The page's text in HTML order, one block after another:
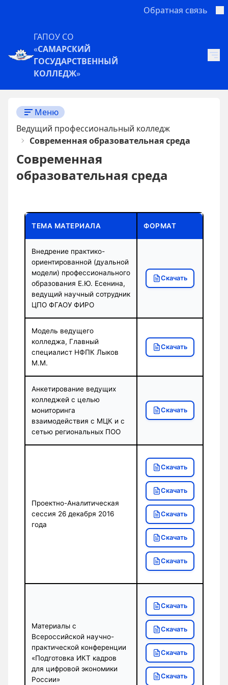
Обратная связь
ГАПОУ СО
«САМАРСКИЙ
ГОСУДАРСТВЕННЫЙ
КОЛЛЕДЖ»
Меню
Ведущий профессиональный колледж
Современная образовательная среда
Современная
образовательная среда
ТЕМА МАТЕРИАЛА ФОРМАТ
Внедрение практико-
ориентированной (дуальной
модели) профессионального
образования Е.Ю. Есенина,
ведущий научный сотрудник
ЦПО ФГАОУ ФИРО
Скачать
Модель ведущего
колледжа, Главный
специалист НФПК Лыков
М.М.
Скачать
Анкетирование ведущих
колледжей с целью
мониторинга
взаимодействия с МЦК и с
сетью региональных ПОО
Скачать
Проектно-Аналитическая
сессия 26 декабря 2016
года
Скачать
Скачать
Скачать
Скачать
Скачать
Материалы с
Всероссийской научно-
практической конференции
«Подготовка ИКТ кадров
для цифровой экономики
России»
Скачать
Скачать
Скачать
Скачать